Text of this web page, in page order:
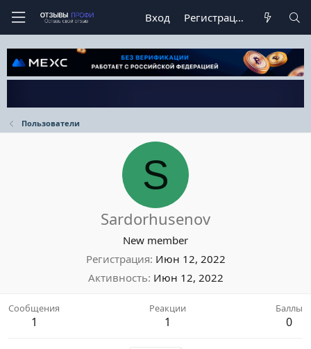
Вход Регистрация
Пользователи
S
Sardorhusenov
New member
Регистрация Июн 12, 2022
Активность Июн 12, 2022
Сообщения
1
Реакции
1
Баллы
0